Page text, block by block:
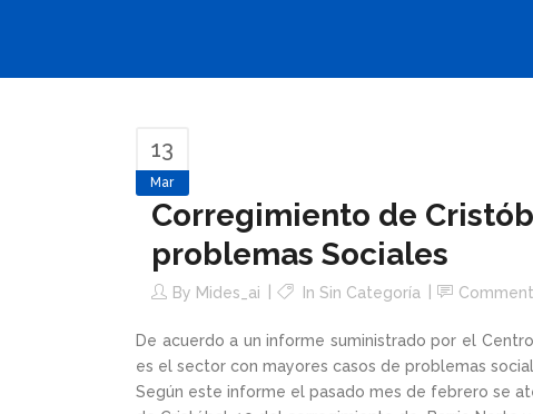
13
Mar
Corregimiento de
problemas Sociales
By Mides_ai In Sin Categoría
De acuerdo a un informe suministrado por el
es el sector con mayores casos de problemas
Según este informe el pasado mes de febrero se